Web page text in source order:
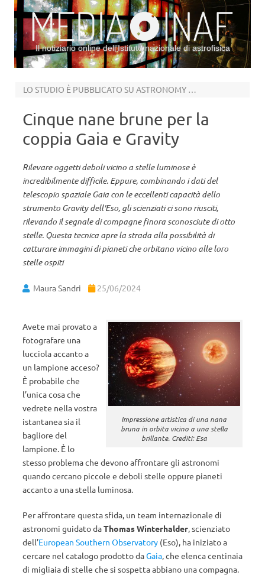
Il notiziario online dell’Istituto nazionale di astrofisica
LO STUDIO È PUBBLICATO SU ASTRONOMY & ASTROPHYSICS
Cinque nane brune per la
coppia Gaia e Gravity
Rilevare oggetti deboli vicino a stelle luminose è
incredibilmente difficile. Eppure, combinando i dati del
telescopio spaziale Gaia con le eccellenti capacità dello
strumento Gravity dell'Eso, gli scienziati ci sono riusciti,
rilevando il segnale di compagne finora sconosciute di otto
stelle. Questa tecnica apre la strada alla possibilità di
catturare immagini di pianeti che orbitano vicino alle loro
stelle ospiti
Maura Sandri 25/06/2024
Impressione artistica di una nana
bruna in orbita vicino a una stella
brillante. Crediti: Esa
Avete mai provato a
fotografare una
lucciola accanto a
un lampione acceso?
È probabile che
l’unica cosa che
vedrete nella vostra
istantanea sia il
bagliore del
lampione. È lo
stesso problema che devono affrontare gli astronomi
quando cercano piccole e deboli stelle oppure pianeti
accanto a una stella luminosa.
Per affrontare questa sfida, un team internazionale di
astronomi guidato daThomas Winterhalder, scienziato
dell’European Southern Observatory (Eso), ha iniziato a
cercare nel catalogo prodotto daGaia, che elenca centinaia
di migliaia di stelle che si sospetta abbiano una compagna.